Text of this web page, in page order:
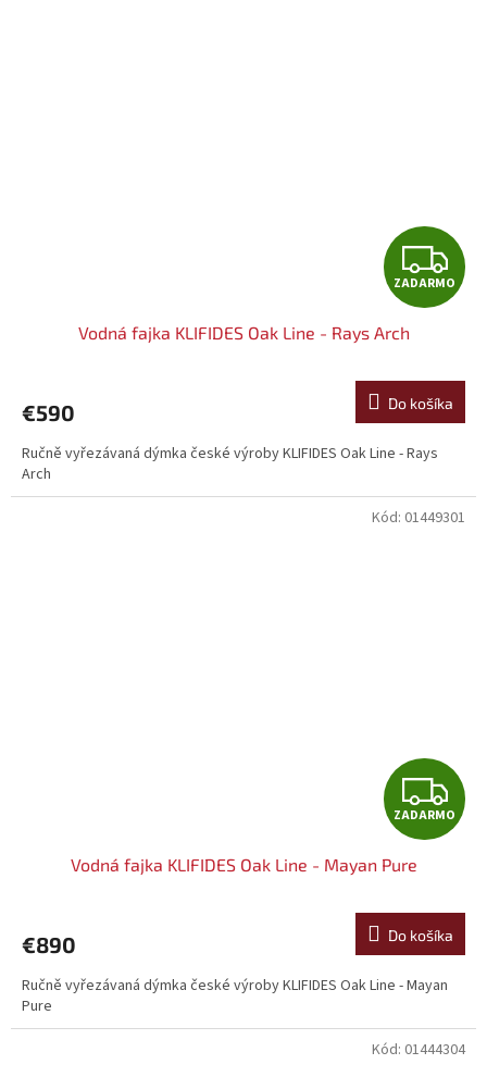
Z
A
A
M
O
ZADARMO
Vodná fajka KLIFIDES Oak Line - Rays Arch
€590 Do košíka
Ručně vyřezávaná dýmka české výroby KLIFIDES Oak Line - Rays
Arch
Z
A
A
R
M
O
ZADARMO
Vodná fajka KLIFIDES Oak Line - Mayan Pure
€890 Do košíka
Ručně vyřezávaná dýmka české výroby KLIFIDES Oak Line - Mayan
Pure
Kód: 01449301
Kód: 01444304